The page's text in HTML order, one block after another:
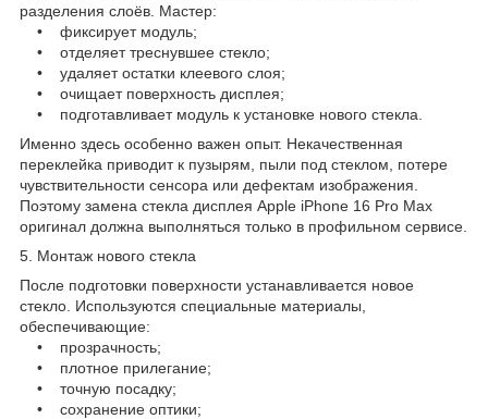
разделения слоёв. Мастер:
• фиксирует модуль;
• отделяет треснувшее стекло;
• удаляет остатки клеевого слоя;
• очищает поверхность дисплея;
• подготавливает модуль к установке нового стекла.
Именно здесь особенно важен опыт. Некачественная
переклейка приводит к пузырям, пыли под стеклом, потере
чувствительности сенсора или дефектам изображения.
Поэтому замена стекла дисплея Apple iPhone 16 Pro Max
оригинал должна выполняться только в профильном сервисе.
5. Монтаж нового стекла
После подготовки поверхности устанавливается новое
стекло. Используются специальные материалы,
обеспечивающие:
• прозрачность;
• плотное прилегание;
• точную посадку;
• сохранение оптики;